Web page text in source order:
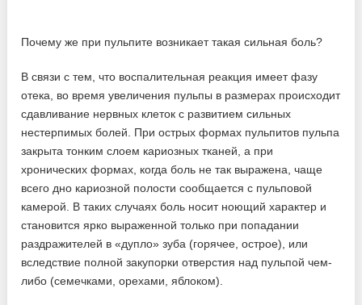
Почему же при пульпите возникает такая сильная боль?
В связи с тем, что воспалительная реакция имеет фазу
отека, во время увеличения пульпы в размерах происходит
сдавливание нервных клеток с развитием сильных
нестерпимых болей. При острых формах пульпитов пульпа
закрыта тонким слоем кариозных тканей, а при
хронических формах, когда боль не так выражена, чаще
всего дно кариозной полости сообщается с пульповой
камерой. В таких случаях боль носит ноющий характер и
становится ярко выраженной только при попадании
раздражителей в «дупло» зуба (горячее, острое), или
вследствие полной закупорки отверстия над пульпой чем-
либо (семечками, орехами, яблоком).